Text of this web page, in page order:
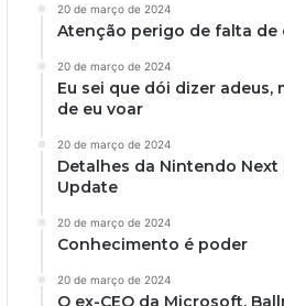
20 de março de 2024
Atenção perigo de falta de
20 de março de 2024
Eu sei que dói dizer adeus,
de eu voar
20 de março de 2024
Detalhes da Nintendo Next
Update
20 de março de 2024
Conhecimento é poder
20 de março de 2024
O ex-CEO da Microsoft,